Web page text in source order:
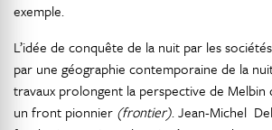
exemple.
L’idée de conquête de la nuit par les
par une géographie contemporaine de la
travaux prolongent la perspective de Melbin
un front pionnier (frontier). Jean-Michel